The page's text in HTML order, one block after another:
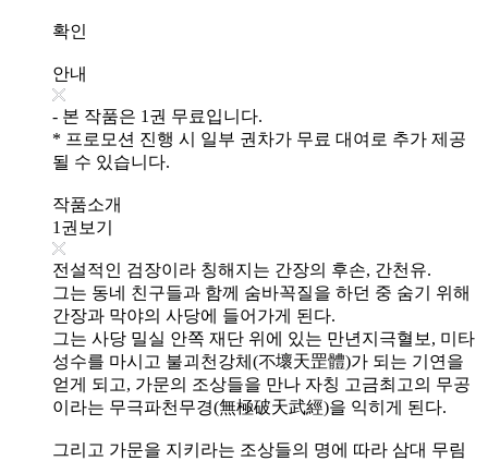
확인
안내
- 본 작품은 1권 무료입니다.
* 프로모션 진행 시 일부 권차가 무료 대여로 추가 제공
될 수 있습니다.
작품소개
1권보기
전설적인 검장이라 칭해지는 간장의 후손, 간천유.
그는 동네 친구들과 함께 숨바꼭질을 하던 중 숨기 위해
간장과 막야의 사당에 들어가게 된다.
그는 사당 밀실 안쪽 재단 위에 있는 만년지극혈보, 미타
성수를 마시고 불괴천강체(不壞天罡體)가 되는 기연을
얻게 되고, 가문의 조상들을 만나 자칭 고금최고의 무공
이라는 무극파천무경(無極破天武經)을 익히게 된다.
그리고 가문을 지키라는 조상들의 명에 따라 삼대 무림